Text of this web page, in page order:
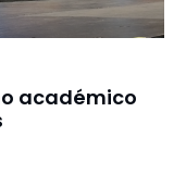
académico